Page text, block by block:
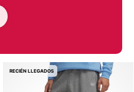
RECIÉN LLEGADOS